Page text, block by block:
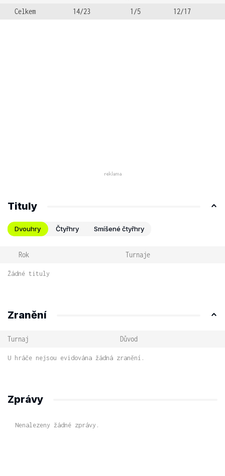
Celkem 14/23 1/5 12/17
Tituly
Dvouhry Čtyřhry Smíšené čtyřhry
Rok Turnaje
Žádné tituly
Zranění
Turnaj Důvod
U hráče nejsou evidována žádná zranění.
Zprávy
Nenalezeny žádné zprávy.